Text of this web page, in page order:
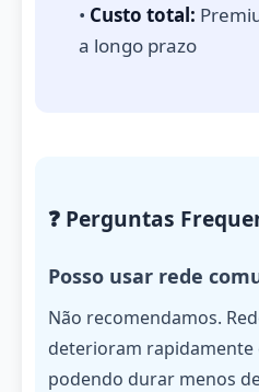
• Custo total:
a longo prazo
❓ Perguntas
Posso usar rede
Não recomendamos.
deterioram rapidamente
podendo durar menos